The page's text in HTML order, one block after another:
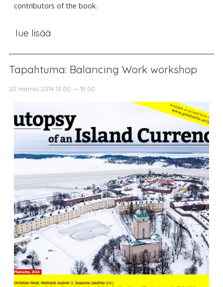
contributors of the book.
lue lisää
Tapahtuma: Balancing Work workshop
20 marras 2014 13:00 — 15:00